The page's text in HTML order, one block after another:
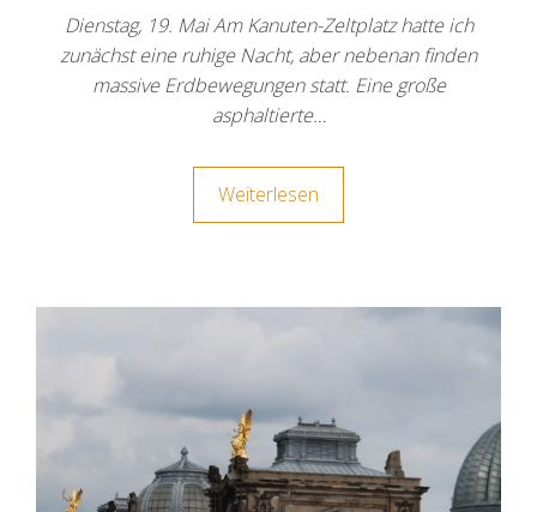
Dienstag, 19. Mai Am Kanuten-Zeltplatz hatte ich
zunächst eine ruhige Nacht, aber nebenan finden
massive Erdbewegungen statt. Eine große
asphaltierte…
Weiterlesen